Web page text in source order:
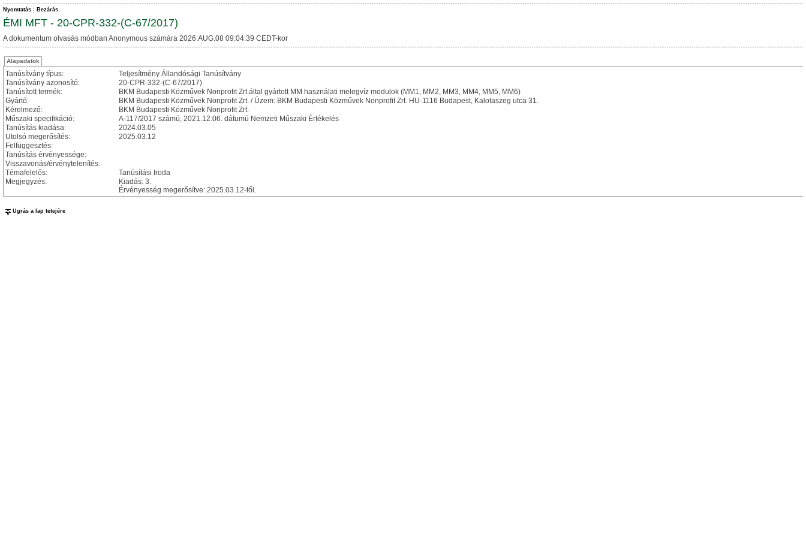
Nyomtatás Bezárás
ÉMI MFT - 20-CPR-332-(C-67/2017)
A dokumentum olvasás módban Anonymous számára 2026.AUG.08 09:04:39 CEDT-kor
Alapadatok
Tanúsítvány típus:
Teljesítmény Állandósági Tanúsítvány
Tanúsítvány azonosító:
20-CPR-332-(C-67/2017)
Tanúsított termék:
BKM Budapesti Közművek Nonprofit Zrt.által gyártott MM használati melegvíz modulok (MM1, MM2, MM3, MM4, MM5, MM6)
Gyártó:
BKM Budapesti Közművek Nonprofit Zrt. / Üzem: BKM Budapesti Közművek Nonprofit Zrt. HU-1116 Budapest, Kalotaszeg utca 31.
Kérelmező:
BKM Budapesti Közművek Nonprofit Zrt.
Műszaki specifikáció:
A-117/2017 számú, 2021.12.06. dátumú Nemzeti Műszaki Értékelés
Tanúsítás kiadása:
2024.03.05
Utolsó megerősítés:
2025.03.12
Felfüggesztés:
Tanúsítás érvényessége:
Visszavonás/érvénytelenítés:
Témafelelős:
Tanúsítási Iroda
Megjegyzés:
Kiadás: 3.
Érvényesség megerősítve: 2025.03.12-től.
Ugrás a lap tetejére